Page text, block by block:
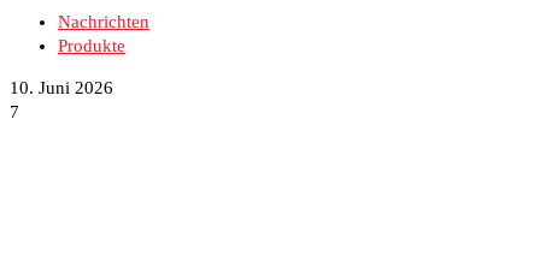
Nachrichten
Produkte
10. Juni 2026
7